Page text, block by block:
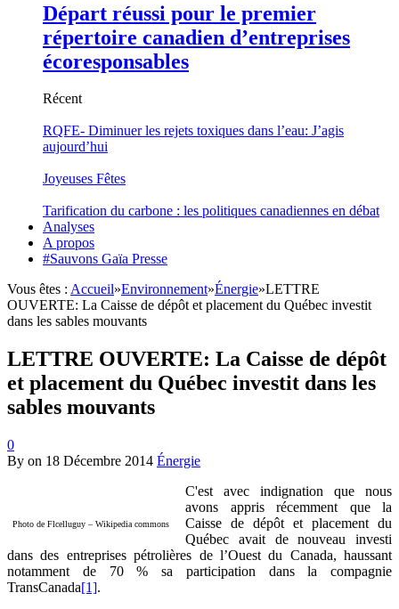
Départ réussi pour le premier
répertoire canadien d’entreprises
écoresponsables
Récent
RQFE- Diminuer les rejets toxiques dans l’eau: J’agis
aujourd’hui
Joyeuses Fêtes
Tarification du carbone : les politiques canadiennes en débat
Analyses
A propos
#Sauvons Gaïa Presse
Vous êtes : Accueil»Environnement»Énergie»LETTRE
OUVERTE: La Caisse de dépôt et placement du Québec investit
dans les sables mouvants
LETTRE OUVERTE: La Caisse de dépôt
et placement du Québec investit dans les
sables mouvants
0
By on 18 Décembre 2014 Énergie
Photo de Flcelluguy – Wikipedia commons
C'est avec indignation que nous
avons appris récemment que la
Caisse de dépôt et placement du
Québec avait de nouveau investi
dans des entreprises pétrolières de l’Ouest du Canada, haussant
notamment de 70 % sa participation dans la compagnie
TransCanada[1].